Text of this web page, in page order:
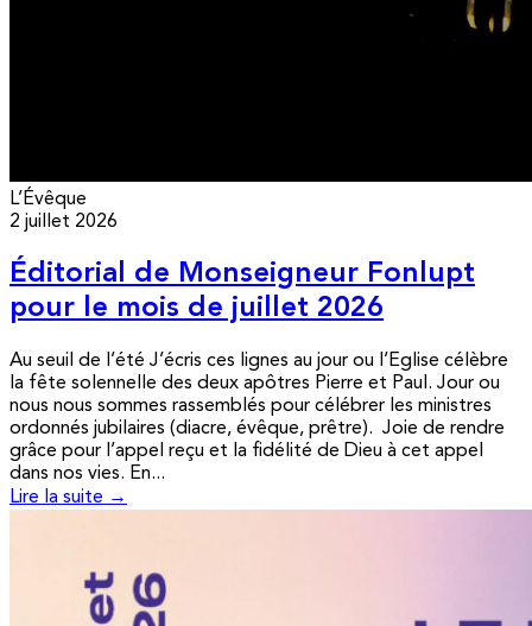
L’Évêque
2 juillet 2026
Éditorial de Monseigneur Fonlupt
pour le mois de juillet 2026
Au seuil de l’été J’écris ces lignes au jour ou l’Eglise célèbre
la fête solennelle des deux apôtres Pierre et Paul. Jour ou
nous nous sommes rassemblés pour célébrer les ministres
ordonnés jubilaires (diacre, évêque, prêtre). Joie de rendre
grâce pour l’appel reçu et la fidélité de Dieu à cet appel
dans nos vies. En...
Lire la suite →